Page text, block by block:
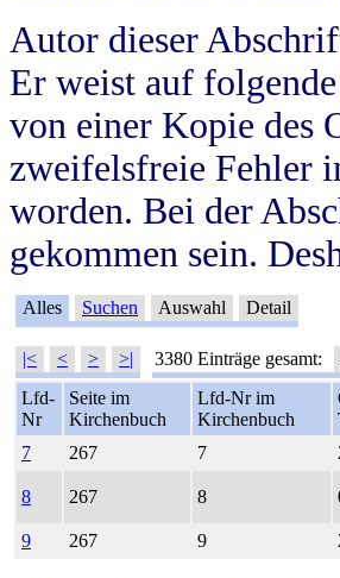
Autor dieser
Er weist auf
von einer Kopie des
zweifelsfreie Fehler
worden. Bei der
gekommen sein.
Alles Suchen Auswahl Detail
|< < > >| 3380 Einträge gesamt:
Lfd-
Nr
Seite im
Kirchenbuch
Lfd-Nr im
Kirchenbuch
7
267 7
8 267 8
9 267 9